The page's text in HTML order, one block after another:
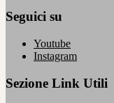
Seguici su
Youtube
Instagram
Sezione Link Utili